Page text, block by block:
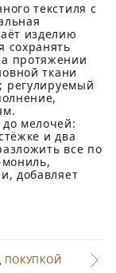
текстиля с
изделию
сохранять
протяжении
ткани
регулируемый
мелочей:
и два
все по
добавляет
ПОКУПКОЙ